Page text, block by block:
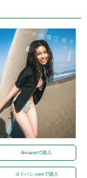
Amazonで購入
ヨドバシ.comで購入